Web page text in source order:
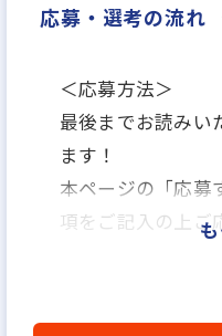
応募・選考の流れ
＜応募方法＞
最後までお読みい
ます！
本ページの「応募
項をご記入の上ご
「応募する」より